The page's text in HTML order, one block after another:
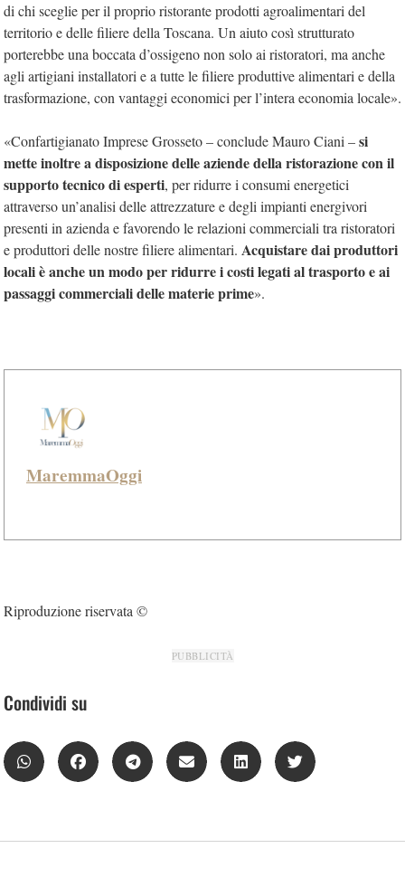
di chi sceglie per il proprio ristorante prodotti agroalimentari del
territorio e delle filiere della Toscana. Un aiuto così strutturato
porterebbe una boccata d’ossigeno non solo ai ristoratori, ma anche
agli artigiani installatori e a tutte le filiere produttive alimentari e della
trasformazione, con vantaggi economici per l’intera economia locale».
«Confartigianato Imprese Grosseto – conclude Mauro Ciani –si
mette inoltre a disposizione delle aziende della ristorazione con il
supporto tecnico di esperti, per ridurre i consumi energetici
attraverso un’analisi delle attrezzature e degli impianti energivori
presenti in azienda e favorendo le relazioni commerciali tra ristoratori
e produttori delle nostre filiere alimentari. Acquistare dai produttori
locali è anche un modo per ridurre i costi legati al trasporto e ai
passaggi commerciali delle materie prime».
MaremmaOggi
Riproduzione riservata ©
PUBBLICITÀ
Condividi su